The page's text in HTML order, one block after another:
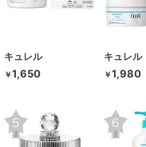
キュレル
￥1,650
キュレル
￥1,980